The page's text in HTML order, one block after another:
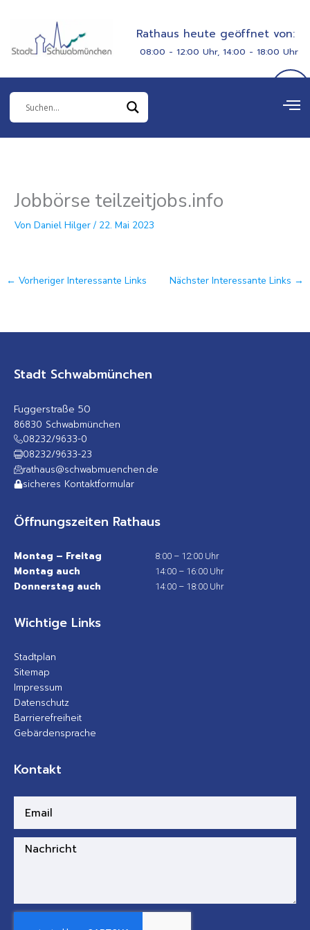
springen
Rathaus heute geöffnet von:
08:00 - 12:00 Uhr, 14:00 - 18:00 Uhr
Jobbörse teilzeitjobs.info
VonDaniel Hilger/ 22. Mai 2023
← Vorheriger Interessante Links Nächster Interessante Links →
Stadt Schwabmünchen
Fuggerstraße 50
86830 Schwabmünchen
08232/9633-0
08232/9633-23
rathaus@schwabmuenchen.de
sicheres Kontaktformular
Öffnungszeiten Rathaus
Montag – Freitag 8:00 – 12:00 Uhr
Montag auch 14:00 – 16:00 Uhr
Donnerstag auch 14:00 – 18:00 Uhr
Wichtige Links
Stadtplan
Sitemap
Impressum
Datenschutz
Barrierefreiheit
Gebärdensprache
Kontakt